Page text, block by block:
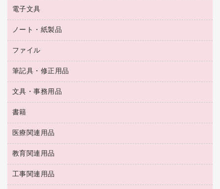
ハンドソープ・石鹸
トイレ用品
トイレ用洗剤
ティッシュペーパー
ダストボックス
タオル・アメニティ用品
スリッパ・サンダル・シューズ
スポーツ・レジャー用品
ゴミ袋
キッチン用品
タイムレコーダー
シュレッダ
ＯＨＰ用品
乾電池・充電池
フィルム・カメラ用品
デスクライト
アルバム
掃除機・クリーナー
空調・季節家電
その他電化製品
キッチン・調理家電
ＯＡタップ／延長コード
電子文具
電卓
ラベルテープ
その他電子文具
ノート・紙製品
封筒
粘着メモ
伝票
典礼用品
帳簿
額縁
各種用紙
ルーズリーフ
ファイル
名刺整理用品
板目表紙・綴込表紙
背幅が伸びるファイル
統一伝票用ファイル
収納保存用品
レターファイル
リングファイル
筆記具・修正用品
万年筆
筆ペン
消しゴム
修正液・修正ペン
修正テープ
鉛筆
文具・事務用品
輪ゴム
両面テープ
名札
保管・整理用品
壁面／足元収納
書籍
パソコンソフト
医療関連用品
保健用品
使い捨て手袋
感染症対策用品
教育関連用品
教育関連用品
工事関連用品